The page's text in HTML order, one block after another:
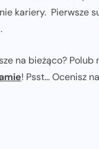
kariery. Pierwsze
na bieżąco? Polub
! Psst... Ocenisz